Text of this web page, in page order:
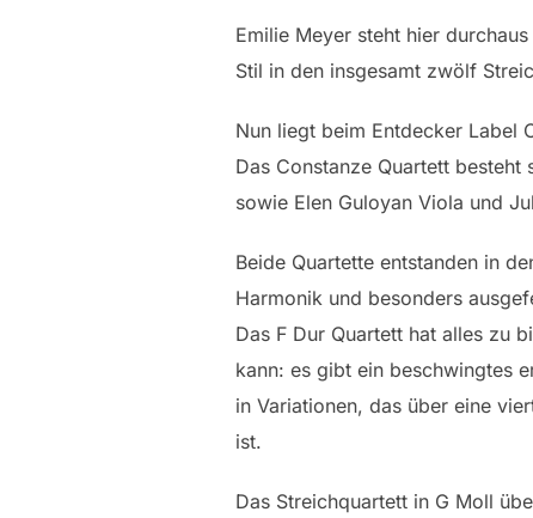
Emilie Meyer steht hier
Stil in den insgesamt zwölf
Nun liegt beim Entdecker Label
Das Constanze Quartett
sowie Elen Guloyan Viola und
Beide Quartette entstanden in
Harmonik und besonders
Das F Dur Quartett hat alles zu
kann: es gibt ein beschwingtes
in Variationen, das über eine
ist.
Das Streichquartett in G Moll